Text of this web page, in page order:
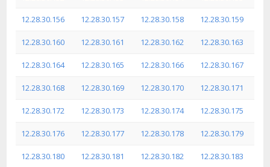
12.28.30.156 12.28.30.157 12.28.30.158 12.28.30.159
12.28.30.160 12.28.30.161 12.28.30.162 12.28.30.163
12.28.30.164 12.28.30.165 12.28.30.166 12.28.30.167
12.28.30.168 12.28.30.169 12.28.30.170 12.28.30.171
12.28.30.172 12.28.30.173 12.28.30.174 12.28.30.175
12.28.30.176 12.28.30.177 12.28.30.178 12.28.30.179
12.28.30.180 12.28.30.181 12.28.30.182 12.28.30.183